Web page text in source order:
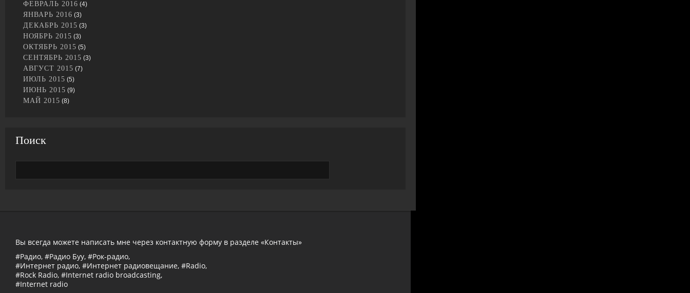
ФЕВРАЛЬ 2016 (4)
ЯНВАРЬ 2016 (3)
ДЕКАБРЬ 2015 (3)
НОЯБРЬ 2015 (3)
ОКТЯБРЬ 2015 (5)
СЕНТЯБРЬ 2015 (3)
АВГУСТ 2015 (7)
ИЮЛЬ 2015 (5)
ИЮНЬ 2015 (9)
МАЙ 2015 (8)
Поиск
Вы всегда можете написать мне через контактную форму в разделе «Контакты»
#Радио, #Радио Буу, #Рок-радио,
#Интернет радио, #Интернет радиовещание, #Radio,
#Rock Radio, #Internet radio broadcasting,
#Internet radio